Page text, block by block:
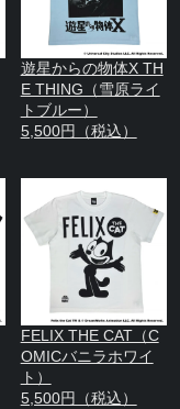
遊星からの物体X TH
E THING（雪原ライ
トブルー）
5,500円（税込）
FELIX THE CAT（C
OMICバニラホワイ
ト）
5,500円（税込）